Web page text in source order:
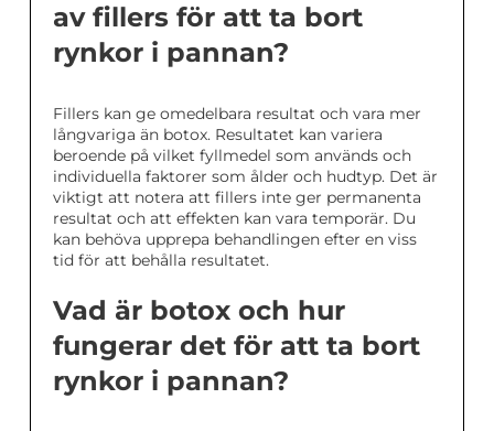
av fillers för att ta bort
rynkor i pannan?
Fillers kan ge omedelbara resultat och vara mer
långvariga än botox. Resultatet kan variera
beroende på vilket fyllmedel som används och
individuella faktorer som ålder och hudtyp. Det är
viktigt att notera att fillers inte ger permanenta
resultat och att effekten kan vara temporär. Du
kan behöva upprepa behandlingen efter en viss
tid för att behålla resultatet.
Vad är botox och hur
fungerar det för att ta bort
rynkor i pannan?